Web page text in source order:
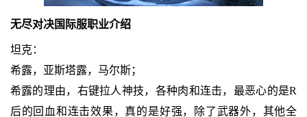
无尽对决国际服职业介绍
坦克：
希露，亚斯塔露，马尔斯；
希露的理由，右键拉人神技，各种肉和连击，最恶心的是R
后的回血和连击效果，真的是好强，除了武器外，其他全